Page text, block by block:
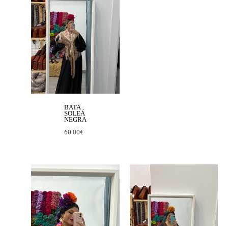
BATA
SOLEÁ
NEGRA
60.00€